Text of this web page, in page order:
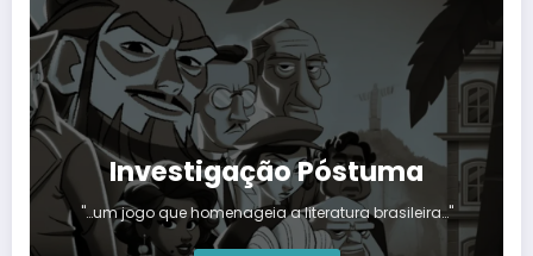
Investigação Póstuma
"…um jogo que homenageia a literatura brasileira…"